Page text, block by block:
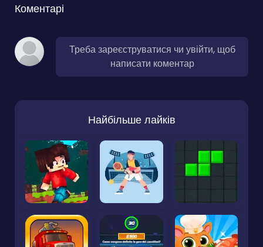
Коментарі
Треба зареєструватися чи увійти, щоб
написати коментар
Найбільше лайків